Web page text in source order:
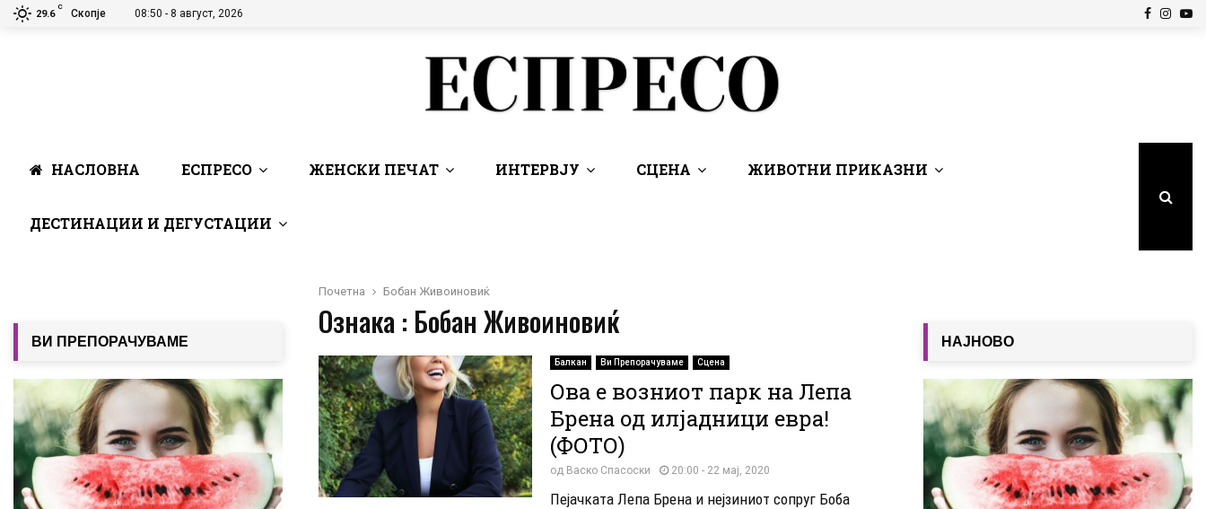
29.6
C
Скопје 08:50 - 8 август, 2026 Facebook
НАСЛОВНА ЕСПРЕСО ЖЕНСКИ ПЕЧАТ ИНТЕРВЈУ СЦЕНА ЖИВОТНИ ПРИКАЗНИ
ДЕСТИНАЦИИ И ДЕГУСТАЦИИ
Почетна Бобан Живоиновиќ
Ознака : Бобан Живоиновиќ
Балкан Ви Препорачуваме Сцена
Ова е возниот парк на Лепа
Брена од илјадници евра!
(ФОТО)
од Васко Спасоски 20:00 - 22 мај, 2020
Пејачката Лепа Брена и нејзиниот сопруг Боба
ВИ ПРЕПОРАЧУВАМЕ НАЈНОВО